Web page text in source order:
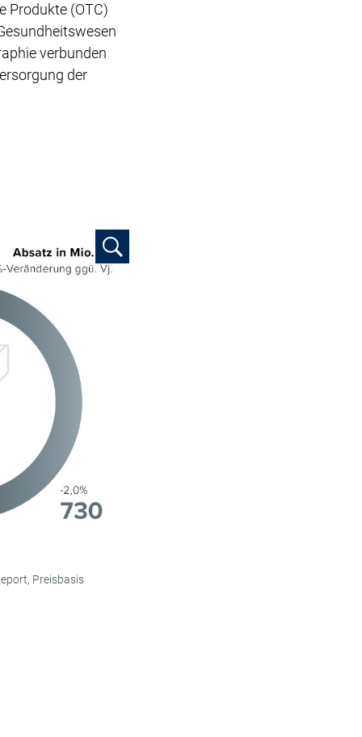
Produkte (OTC)
verbunden
der
Preisbasis